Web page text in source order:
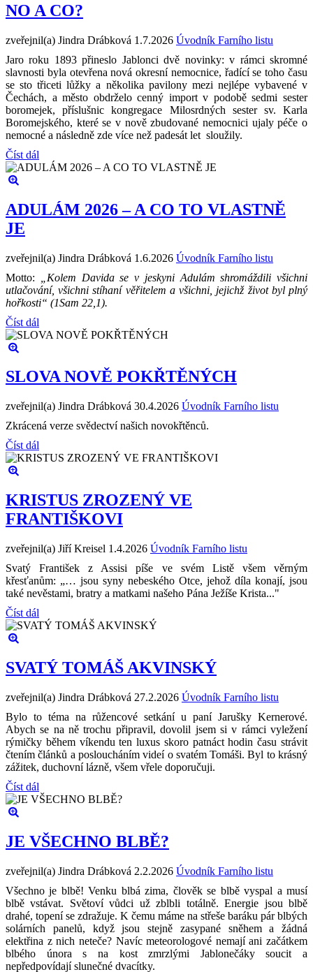
NO A CO?
zveřejnil(a) Jindra Drábková 1.7.2026 Úvodník Farního listu
Jaro roku 1893 přineslo Jablonci dvě novinky: v rámci skromné
slavnosti byla otevřena nová okresní nemocnice, řadící se toho času
se sto třiceti lůžky a několika pavilony mezi nejlépe vybavené v
Čechách, a město obdrželo cenný import v podobě sedmi sester
boromejek, příslušnic kongregace Milosrdných sester sv. Karla
Boromejského, které se v nově zbudované nemocnici ujaly péče o
nemocné a následně zde více než padesát let sloužily.
Číst dál
ADULÁM 2026 – A CO TO VLASTNĚ
JE
zveřejnil(a) Jindra Drábková 1.6.2026 Úvodník Farního listu
Motto:
„Kolem Davida se v jeskyni Adulám shromáždili všichni
utlačování, všichni stíhaní věřitelem a všichni, jejichž život byl plný
hořkosti“ (1Sam 22,1).
Číst dál
SLOVA NOVĚ POKŘTĚNÝCH
zveřejnil(a) Jindra Drábková 30.4.2026 Úvodník Farního listu
Zkrácená verze svědectví našich novokřtěnců.
Číst dál
KRISTUS ZROZENÝ VE
FRANTIŠKOVI
zveřejnil(a) Jiří Kreisel 1.4.2026 Úvodník Farního listu
Svatý František z Assisi píše ve svém Listě všem věrným
křesťanům: „… jsou syny nebeského Otce, jehož díla konají, jsou
také nevěstami, bratry a matkami našeho Pána Ježíše Krista..."
Číst dál
SVATÝ TOMÁŠ AKVINSKÝ
zveřejnil(a) Jindra Drábková 27.2.2026 Úvodník Farního listu
Bylo to téma na růžencové setkání u paní Jarušky Kernerové.
Abych se na ně trochu připravil, dovolil jsem si v rámci vyležení
rýmičky během víkendu ten luxus skoro patnáct hodin času strávit
čtením článků a posloucháním videí o svatém Tomáši. Byl to krásný
zážitek, duchovní lázně, všem vřele doporučuji.
Číst dál
JE VŠECHNO BLBĚ?
zveřejnil(a) Jindra Drábková 2.2.2026 Úvodník Farního listu
Všechno je blbě! Venku blbá zima, člověk se blbě vyspal a musí
blbě vstávat. Světoví vůdci už zblbli totálně. Energie jsou blbě
drahé, topení se zdražuje. K čemu máme na střeše baráku pár blbých
solárních panelů, když jsou stejně zasypané sněhem a žádná
elektřina z nich neteče? Navíc meteorologové nemají ani začátkem
blbého února s na kost zmrzlými Jablonečáky soucit a
nepředpovídají slunečné dvacítky.